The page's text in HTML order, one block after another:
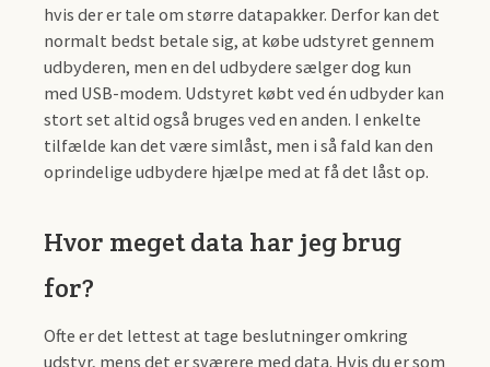
hvis der er tale om større datapakker. Derfor kan det
normalt bedst betale sig, at købe udstyret gennem
udbyderen, men en del udbydere sælger dog kun
med USB-modem. Udstyret købt ved én udbyder kan
stort set altid også bruges ved en anden. I enkelte
tilfælde kan det være simlåst, men i så fald kan den
oprindelige udbydere hjælpe med at få det låst op.
Hvor meget data har jeg brug
for?
Ofte er det lettest at tage beslutninger omkring
udstyr, mens det er sværere med data. Hvis du er som